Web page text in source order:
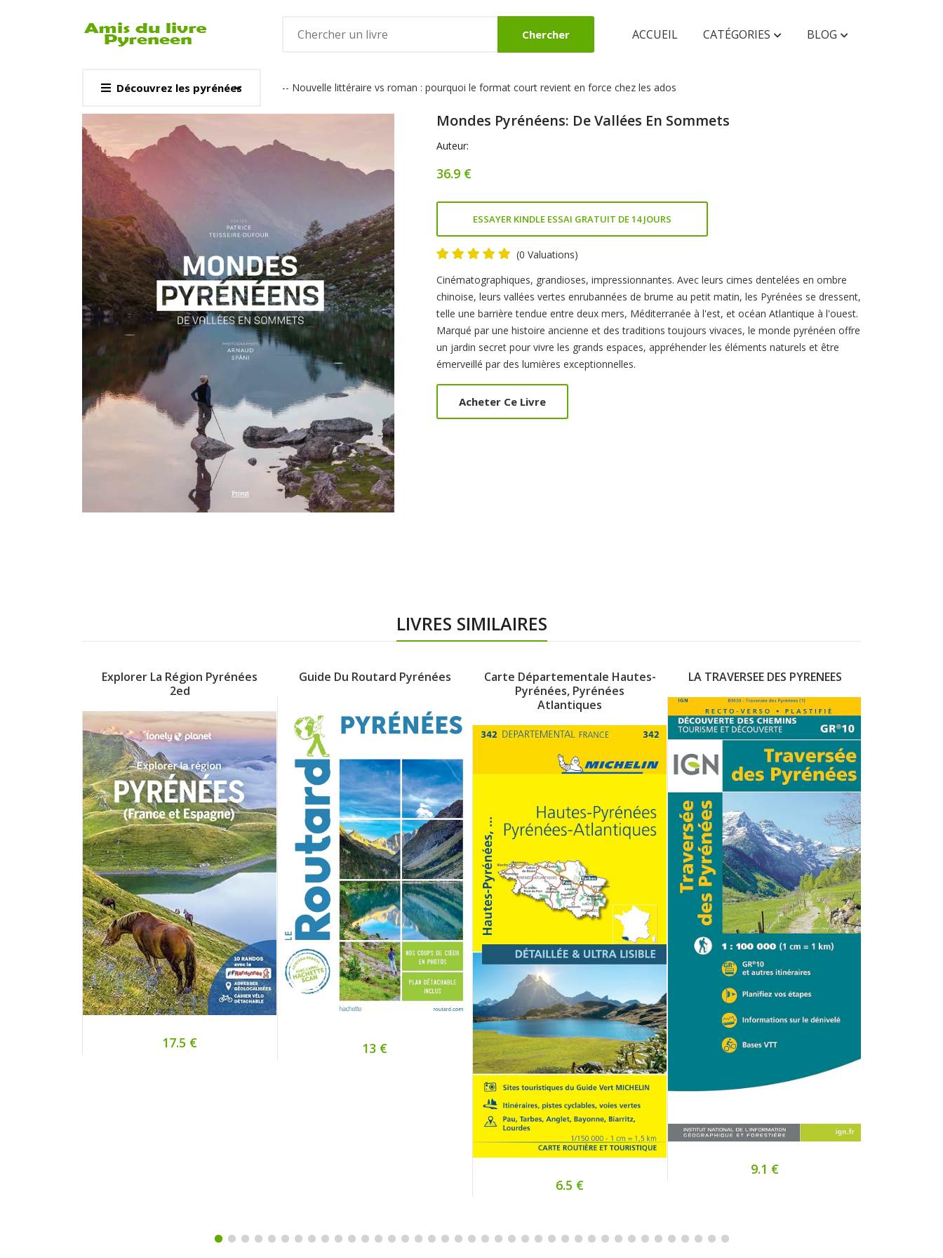
Chercher ACCUEIL CATÉGORIES
CARTE & GUIDES BEAUX LIVRES ROMANS
Voir Faunes & Flores
BLOG
Découvrez les pyrénées -- Nouvelle littéraire vs roman : pourquoi le format court revient en force chez les ados
Mondes Pyrénéens: De Vallées En Sommets
Auteur:
36.9 €
ESSAYER KINDLE ESSAI GRATUIT DE 14 JOURS
(0 Valuations)
Product
Summery
Cinématographiques, grandioses, impressionnantes. Avec leurs cimes dentelées en ombre
chinoise, leurs vallées vertes enrubannées de brume au petit matin, les Pyrénées se dressent,
telle une barrière tendue entre deux mers, Méditerranée à l'est, et océan Atlantique à l'ouest.
Marqué par une histoire ancienne et des traditions toujours vivaces, le monde pyrénéen offre
un jardin secret pour vivre les grands espaces, appréhender les éléments naturels et être
émerveillé par des lumières exceptionnelles.
Acheter Ce Livre
LIVRES SIMILAIRES
Explorer La Région Pyrénées
2ed
17.5 €
Guide Du Routard Pyrénées
13 €
Carte Départementale Hautes-
Pyrénées, Pyrénées
Atlantiques
6.5 €
LA TRAVERSEE DES PYRENEES
9.1 €